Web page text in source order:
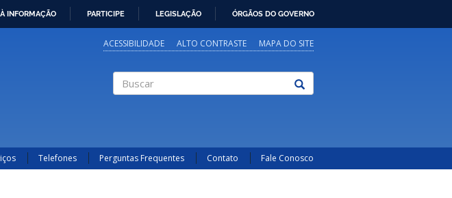
INFORMAÇÃO PARTICIPE LEGISLAÇÃO ÓRGÃOS DO GOVERNO
ACESSIBILIDADE ALTO CONTRASTE MAPA DO SITE
Telefones Perguntas Frequentes Contato Fale Conosco